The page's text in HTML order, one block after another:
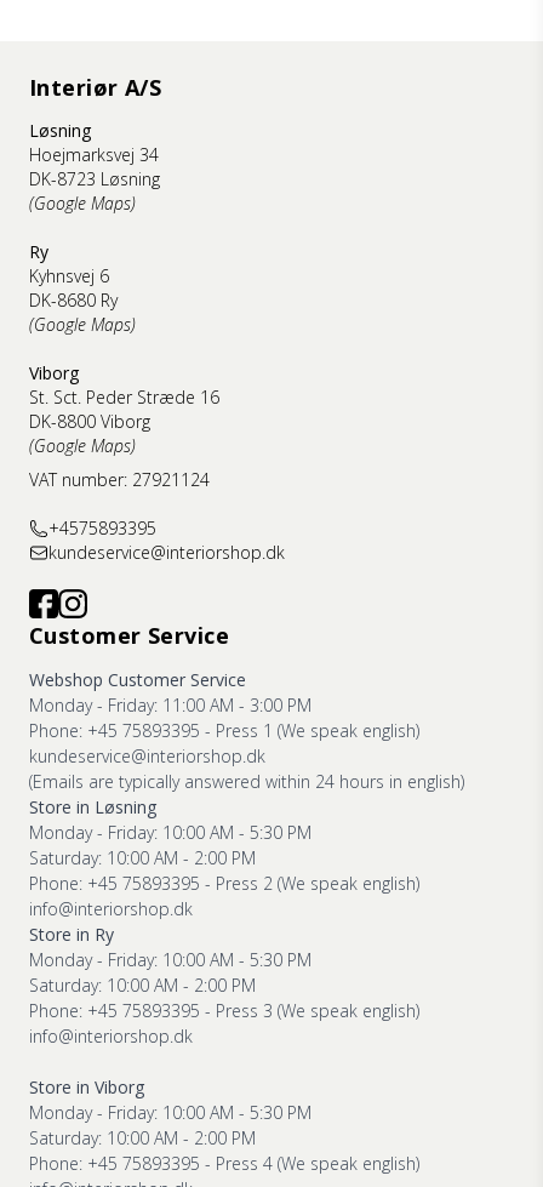
Interiør A/S
Løsning
Hoejmarksvej 34
DK-8723 Løsning
(Google Maps)
Ry
Kyhnsvej 6
DK-8680 Ry
(Google Maps)
Viborg
St. Sct. Peder Stræde 16
DK-8800 Viborg
(Google Maps)
VAT number: 27921124
+4575893395
kundeservice@interiorshop.dk
Customer Service
Webshop Customer Service
Monday - Friday: 11:00 AM - 3:00 PM
Phone: +45 75893395 - Press 1 (We speak english)
kundeservice@interiorshop.dk
(Emails are typically answered within 24 hours in english)
Store in Løsning
Monday - Friday: 10:00 AM - 5:30 PM
Saturday: 10:00 AM - 2:00 PM
Phone: +45 75893395 - Press 2 (We speak english)
info@interiorshop.dk
Store in Ry
Monday - Friday: 10:00 AM - 5:30 PM
Saturday: 10:00 AM - 2:00 PM
Phone: +45 75893395 - Press 3 (We speak english)
info@interiorshop.dk
Store in Viborg
Monday - Friday: 10:00 AM - 5:30 PM
Saturday: 10:00 AM - 2:00 PM
Phone: +45 75893395 - Press 4 (We speak english)